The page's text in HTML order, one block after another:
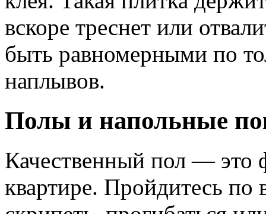
вскоре треснет или
быть равномерными по
наплывов.
Полы и напольные
Качественный пол — это
квартире. Пройдитесь